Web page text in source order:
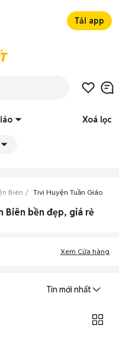
Tải app
Xoá lọc
Biên Tivi Huyện Tuần Giáo
Biên bền đẹp, giá rẻ
Xem Cửa hàng
Tin mới nhất